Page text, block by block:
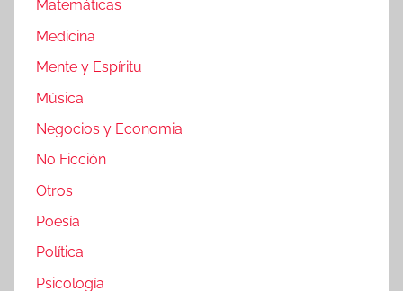
Matemáticas
Medicina
Mente y Espíritu
Música
Negocios y Economia
No Ficción
Otros
Poesía
Política
Psicología